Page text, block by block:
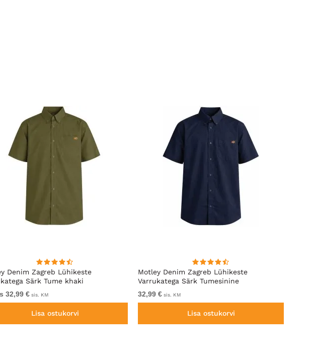
Denim Zagreb Lühikeste
Särk Tume khaki
32,99 € sis. KM
Lisa ostukorvi
Motley Denim Zagreb Lühikeste
Varrukatega Särk Tumesinine
32,99 € sis. KM
Lisa ostukorvi